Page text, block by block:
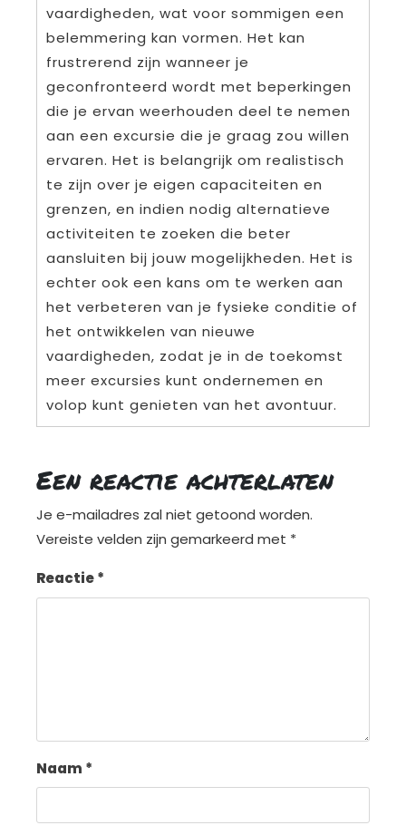
vaardigheden, wat voor sommigen een
belemmering kan vormen. Het kan
frustrerend zijn wanneer je
geconfronteerd wordt met beperkingen
die je ervan weerhouden deel te nemen
aan een excursie die je graag zou willen
ervaren. Het is belangrijk om realistisch
te zijn over je eigen capaciteiten en
grenzen, en indien nodig alternatieve
activiteiten te zoeken die beter
aansluiten bij jouw mogelijkheden. Het is
echter ook een kans om te werken aan
het verbeteren van je fysieke conditie of
het ontwikkelen van nieuwe
vaardigheden, zodat je in de toekomst
meer excursies kunt ondernemen en
volop kunt genieten van het avontuur.
Een reactie achterlaten
Je e-mailadres zal niet getoond worden.
Vereiste velden zijn gemarkeerd met *
Reactie*
Naam *